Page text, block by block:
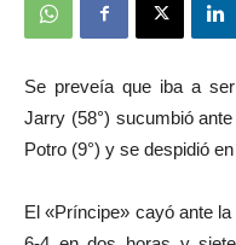
Se preveía que iba a
Jarry (58°) sucumbió
Potro (9°) y se despidió
El «Príncipe» cayó ante